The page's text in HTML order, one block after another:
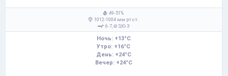
: 49-51%
: 1012-1004 мм рт.ст.
: 6-7,
З,Ю-З
Ночь: +13°C
Утро: +16°C
День: +24°C
Вечер: +24°C